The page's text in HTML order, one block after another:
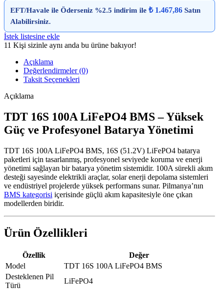
EFT/Havale ile Öderseniz %2.5 indirim ile ₺ 1.467,86 Satın
Alabilirsiniz.
İstek listesine ekle
11 Kişi sizinle aynı anda bu ürüne bakıyor!
Açıklama
Değerlendirmeler (0)
Taksit Seçenekleri
Açıklama
TDT 16S 100A LiFePO4 BMS – Yüksek
Güç ve Profesyonel Batarya Yönetimi
TDT 16S 100A LiFePO4 BMS, 16S (51.2V) LiFePO4 batarya
paketleri için tasarlanmış, profesyonel seviyede koruma ve enerji
yönetimi sağlayan bir batarya yönetim sistemidir. 100A sürekli akım
desteği sayesinde elektrikli araçlar, solar enerji depolama sistemleri
ve endüstriyel projelerde yüksek performans sunar. Pilmanya’nın
BMS kategorisi içerisinde güçlü akım kapasitesiyle öne çıkan
modellerden biridir.
Ürün Özellikleri
Özellik
Değer
Model
TDT 16S 100A LiFePO4 BMS
Desteklenen Pil
Türü
LiFePO4